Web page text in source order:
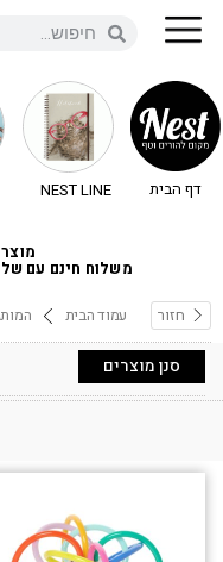
דף הבית NEST LINE
משלוח חינם עם
חזור עמוד הבית
סנן מוצרים